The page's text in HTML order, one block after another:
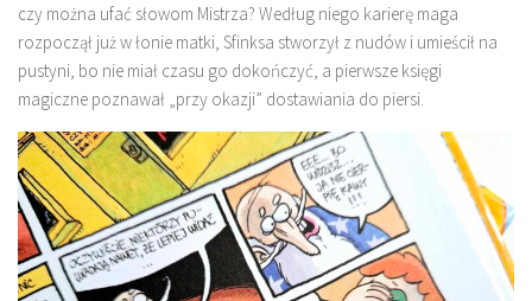
czy można ufać słowom Mistrza? Według niego karierę maga
rozpoczął już w łonie matki, Sfinksa stworzył z nudów i umieścił na
pustyni, bo nie miał czasu go dokończyć, a pierwsze księgi
magiczne poznawał „przy okazji” dostawiania do piersi.